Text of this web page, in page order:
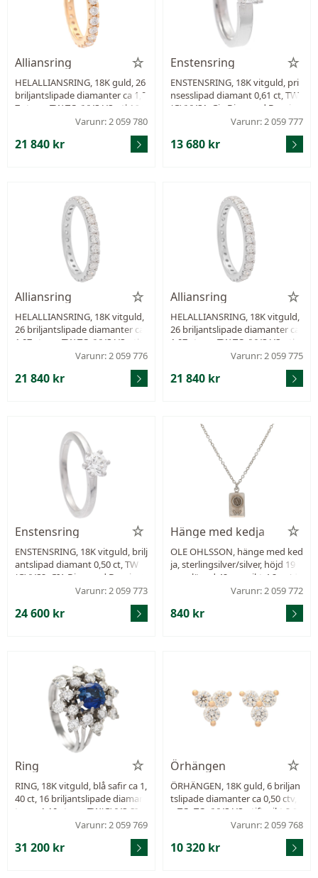
Alliansring
HELALLIANSRING, 18K guld, 26
briljantslipade diamanter ca 1,0
7 ctv, ca TW-TCr/VVS-VS, stl 16,5
mm, vikt 2,9 g.Varunr: 2 059 780
21 840 kr
Enstensring
ENSTENSRING, 18K vitguld, pri
nsesslipad diamant 0,61 ct, TW
(G)/VVS1, Gia Diamond Dossier
1149565149, Kaplans Safir, stl 1
Varunr: 2 059 777
13 680 kr
Alliansring
HELALLIANSRING, 18K vitguld,
26 briljantslipade diamanter ca
1,07 ctv, ca TW-TCr/VVS-VS, stl 1
6 mm, vikt 2,6 g.Varunr: 2 059 776
21 840 kr
Alliansring
HELALLIANSRING, 18K vitguld,
26 briljantslipade diamanter ca
1,07 ctv, ca TW-TCr/VVS-VS, stl 1
6 mm, vikt 2,7 g.Varunr: 2 059 775
21 840 kr
Enstensring
ENSTENSRING, 18K vitguld, brilj
antslipad diamant 0,50 ct, TW
(G)/VS2, GIA Diamond Dossier 7
538710517, storlek 16+ mm, vik
Varunr: 2 059 773
24 600 kr
Hänge med kedja
OLE OHLSSON, hänge med ked
ja, sterlingsilver/silver, höjd 19
mm, längd 42 cm, vikt 4,2 g. (d)
Varunr: 2 059 772
840 kr
Ring
RING, 18K vitguld, blå safir ca 1,
40 ct, 16 briljantslipade diaman
ter ca 1,10 ctv, ca TW(G)/VS-SI, s
tl 18 mm, vikt 7,5 g, svaga klor
på några ställen hos safiren.
Varunr: 2 059 769
31 200 kr
Örhängen
ÖRHÄNGEN, 18K guld, 6 briljan
tslipade diamanter ca 0,50 ctv, c
a TCr-TCa/VVS-VS, stift, vikt 2,0
Varunr: 2 059 768
10 320 kr